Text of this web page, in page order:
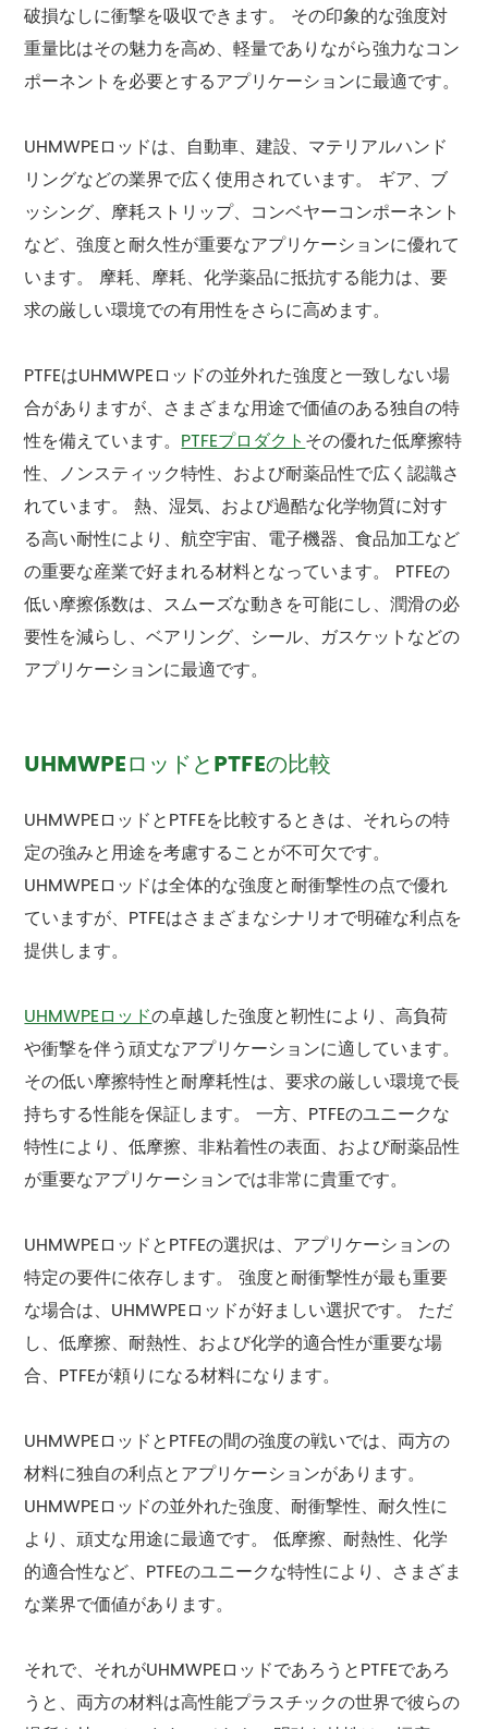
破損なしに衝撃を吸収できます。 その印象的な強度対
重量比はその魅力を高め、軽量でありながら強力なコン
ポーネントを必要とするアプリケーションに最適です。
UHMWPEロッドは、自動車、建設、マテリアルハンド
リングなどの業界で広く使用されています。 ギア、ブ
ッシング、摩耗ストリップ、コンベヤーコンポーネント
など、強度と耐久性が重要なアプリケーションに優れて
います。 摩耗、摩耗、化学薬品に抵抗する能力は、要
求の厳しい環境での有用性をさらに高めます。
PTFEはUHMWPEロッドの並外れた強度と一致しない場
合がありますが、さまざまな用途で価値のある独自の特
性を備えています。PTFEプロダクトその優れた低摩擦特
性、ノンスティック特性、および耐薬品性で広く認識さ
れています。 熱、湿気、および過酷な化学物質に対す
る高い耐性により、航空宇宙、電子機器、食品加工など
の重要な産業で好まれる材料となっています。 PTFEの
低い摩擦係数は、スムーズな動きを可能にし、潤滑の必
要性を減らし、ベアリング、シール、ガスケットなどの
アプリケーションに最適です。
UHMWPEロッドとPTFEの比較
UHMWPEロッドとPTFEを比較するときは、それらの特
定の強みと用途を考慮することが不可欠です。
UHMWPEロッドは全体的な強度と耐衝撃性の点で優れ
ていますが、PTFEはさまざまなシナリオで明確な利点を
提供します。
UHMWPEロッドの卓越した強度と靭性により、高負荷
や衝撃を伴う頑丈なアプリケーションに適しています。
その低い摩擦特性と耐摩耗性は、要求の厳しい環境で長
持ちする性能を保証します。 一方、PTFEのユニークな
特性により、低摩擦、非粘着性の表面、および耐薬品性
が重要なアプリケーションでは非常に貴重です。
UHMWPEロッドとPTFEの選択は、アプリケーションの
特定の要件に依存します。 強度と耐衝撃性が最も重要
な場合は、UHMWPEロッドが好ましい選択です。 ただ
し、低摩擦、耐熱性、および化学的適合性が重要な場
合、PTFEが頼りになる材料になります。
UHMWPEロッドとPTFEの間の強度の戦いでは、両方の
材料に独自の利点とアプリケーションがあります。
UHMWPEロッドの並外れた強度、耐衝撃性、耐久性に
より、頑丈な用途に最適です。 低摩擦、耐熱性、化学
的適合性など、PTFEのユニークな特性により、さまざま
な業界で価値があります。
それで、それがUHMWPEロッドであろうとPTFEであろ
うと、両方の材料は高性能プラスチックの世界で彼らの